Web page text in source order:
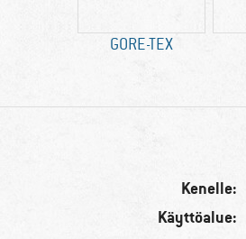
GORE-TEX
Kenelle:
Käyttöalue: